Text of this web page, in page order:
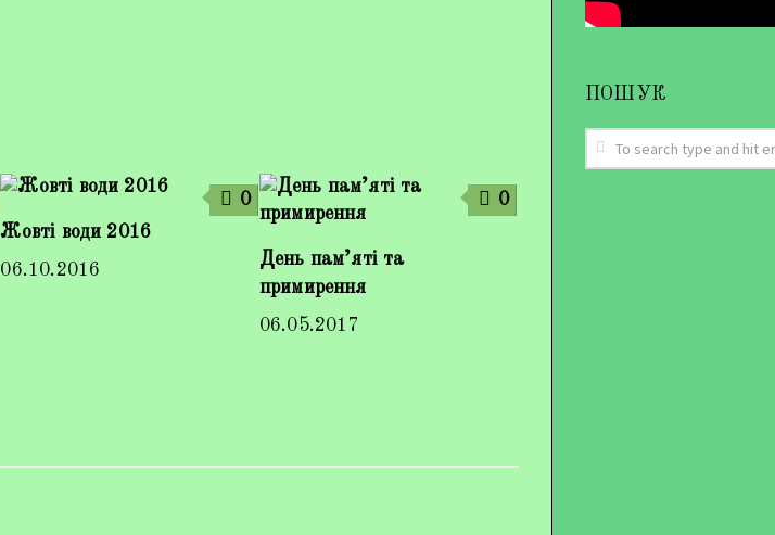
0
Жовті води 2016
06.10.2016
0
День пам’яті та
примирення
06.05.2017
ПОШУК